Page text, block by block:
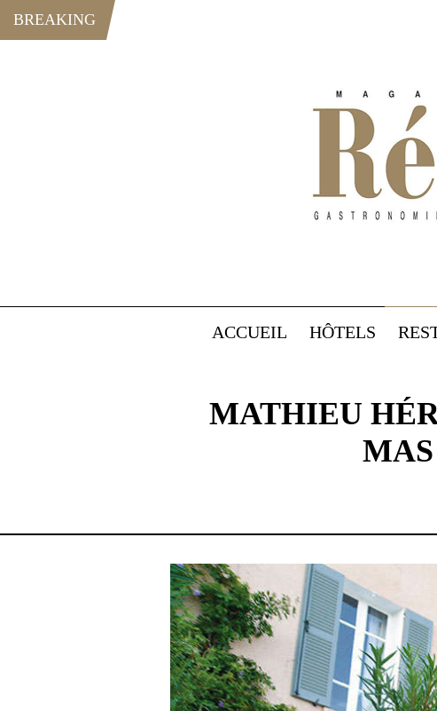
BREAKING
ACCUEIL HÔTELS
MATHIEU